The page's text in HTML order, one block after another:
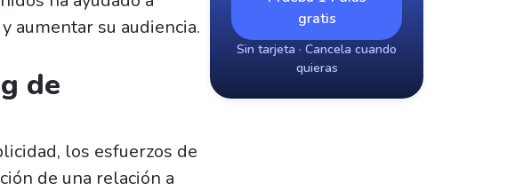
aumentar su audiencia.
de
los esfuerzos de
de una relación a
gratis
Sin tarjeta · Cancela cuando
quieras